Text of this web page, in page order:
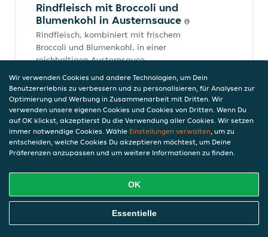
Rindfleisch mit Broccoli und
Blumenkohl in Austernsauce
Rindfleisch, kombiniert mit frischem
Broccoli und Blumenkohl, in einer
reichhaltigen Austernsauce
12,60 €
inkl. Pfand (0,00 €)
Rindfleisch mit Gemüse in Sa-
Chasauce (scharf)
Chasauce und kombiniert mit frischem
12,60 €
Online Essen Bestellen
Wir verwenden Cookies und andere Technologien, um Dein
Benutzererlebnis zu verbessern und zu personalisieren, für Analysen zur
Optimierung und Werbung in Zusammenarbeit mit Dritten. Wir
verwenden unsere eigenen Cookies und Cookies von Dritten. Wenn Du
auf OK klickst, akzeptierst Du die Verwendung aller Cookies. Wir setzen
immer notwendige Cookies. Wähle Einstellungen verwalten, um zu
entscheiden, welche Cookies Du akzeptieren möchtest, um Deine
Präferenzen anzupassen und um weitere Informationen zu finden.
OK
Essentielle